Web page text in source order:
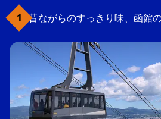
昔ながらのすっきり味、函館